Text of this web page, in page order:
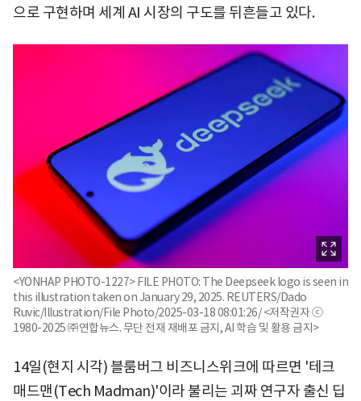
으로 구현하며 세계 AI 시장의 구도를 뒤흔들고 있다.
<YONHAP PHOTO-1227> FILE PHOTO: The Deepseek logo is seen in
this illustration taken on January 29, 2025. REUTERS/Dado
Ruvic/Illustration/File Photo/2025-03-18 08:01:26/ <저작권자 ⓒ
1980-2025 ㈜연합뉴스. 무단 전재 재배포 금지, AI 학습 및 활용 금지>
14일(현지 시각) 블룸버그 비즈니스위크에 따르면 '테크
매드맨(Tech Madman)'이라 불리는 괴짜 연구자 출신 딥